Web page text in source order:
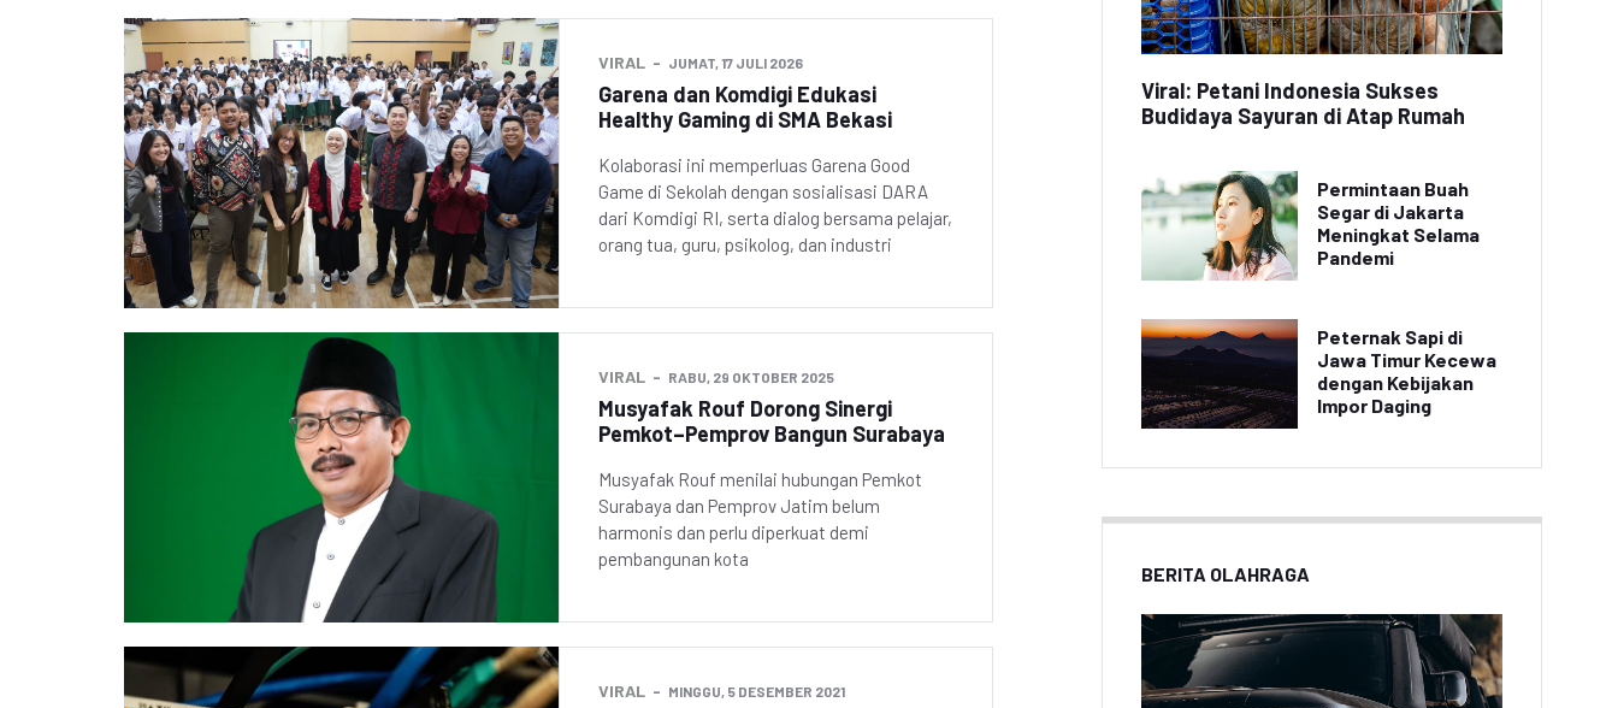
VIRAL JUMAT, 17 JULI 2026
Garena dan Komdigi Edukasi
Healthy Gaming di SMA Bekasi
Kolaborasi ini memperluas Garena Good
Game di Sekolah dengan sosialisasi DARA
dari Komdigi RI, serta dialog bersama pelajar,
orang tua, guru, psikolog, dan industri
VIRAL RABU, 29 OKTOBER 2025
Musyafak Rouf Dorong Sinergi
Pemkot–Pemprov Bangun Surabaya
Musyafak Rouf menilai hubungan Pemkot
Surabaya dan Pemprov Jatim belum
harmonis dan perlu diperkuat demi
pembangunan kota
VIRAL MINGGU, 5 DESEMBER 2021
Viral: Petani Indonesia Sukses
Budidaya Sayuran di Atap Rumah
Permintaan Buah
Segar di Jakarta
Meningkat Selama
Pandemi
Peternak Sapi di
Jawa Timur Kecewa
dengan Kebijakan
Impor Daging
BERITA OLAHRAGA